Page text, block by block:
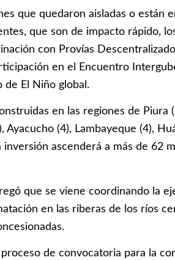
que quedaron aisladas o están
que son de impacto rápido,
con Provías
en el Encuentro
de El Niño global.
en las regiones de Piura
Ayacucho (4), Lambayeque (4),
inversión ascenderá a más de 62
que se viene coordinando la
en las riberas de los ríos
de convocatoria para la